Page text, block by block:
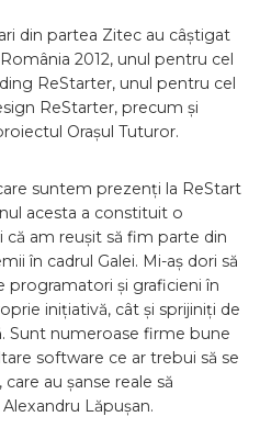
din partea Zitec au câștigat
2012, unul pentru cel
ReStarter, unul pentru cel
ReStarter, precum și
Orașul Tuturor.
suntem prezenți la ReStart
acesta a constituit o
am reușit să fim parte din
în cadrul Galei. Mi-aș dori să
și graficieni în
inițiativă, cât și sprijiniți de
Sunt numeroase firme bune
software ce ar trebui să se
au șanse reale să
Lăpușan.